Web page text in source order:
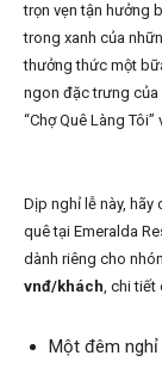
trọn vẹn tận hưởng
trong xanh của
thưởng thức một
ngon đặc trưng của
“Chợ Quê Làng
Dịp nghỉ lễ này,
quê tại Emeralda
dành riêng cho
vnđ/khách, chi tiết
Một đêm nghỉ